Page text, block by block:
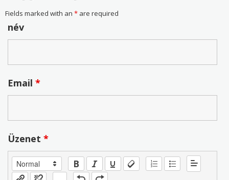
Fields marked with an *are required
név
Email *
Üzenet *